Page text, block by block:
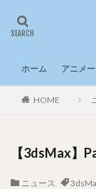
ホーム アニメ
HOME
【3dsMax】
ニュース